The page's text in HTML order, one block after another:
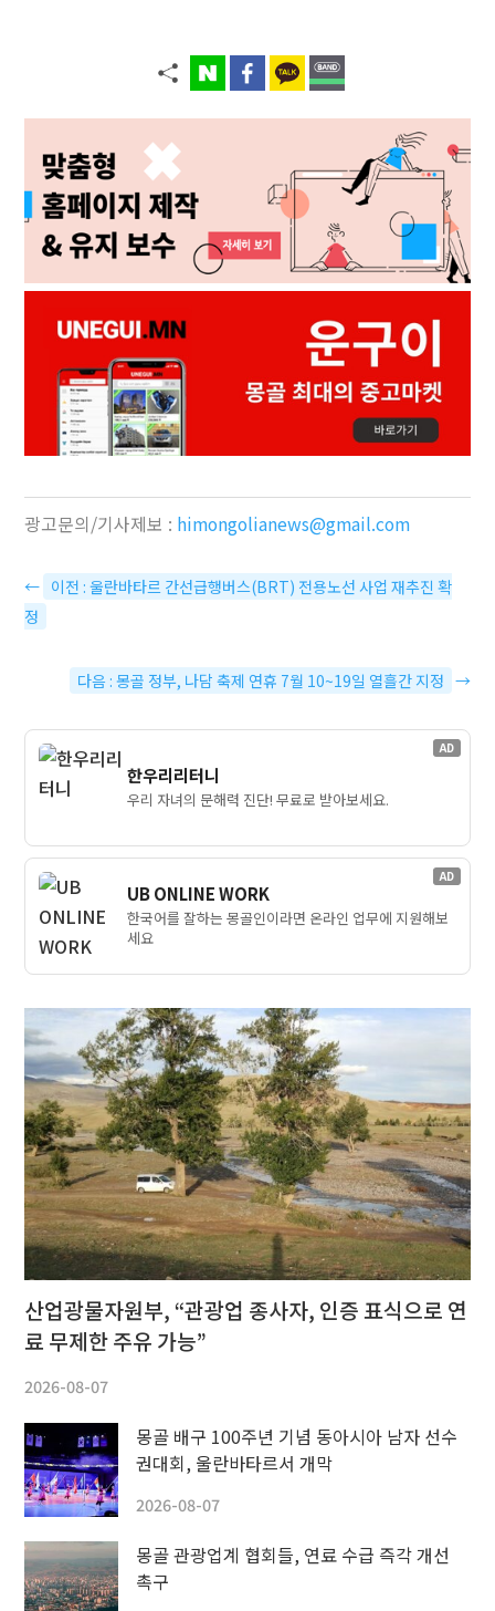
광고문의/기사제보 : himongolianews@gmail.com
← 이전 : 울란바타르 간선급행버스(BRT) 전용노선 사업 재추진 확
정
다음 : 몽골 정부, 나담 축제 연휴 7월 10~19일 열흘간 지정 →
AD
한우리리터니
우리 자녀의 문해력 진단! 무료로 받아보세요.
AD
UB ONLINE WORK
한국어를 잘하는 몽골인이라면 온라인 업무에 지원해보
세요
산업광물자원부, “관광업 종사자, 인증 표식으로 연
료 무제한 주유 가능”
2026-08-07
몽골 배구 100주년 기념 동아시아 남자 선수
권대회, 울란바타르서 개막
2026-08-07
몽골 관광업계 협회들, 연료 수급 즉각 개선
촉구